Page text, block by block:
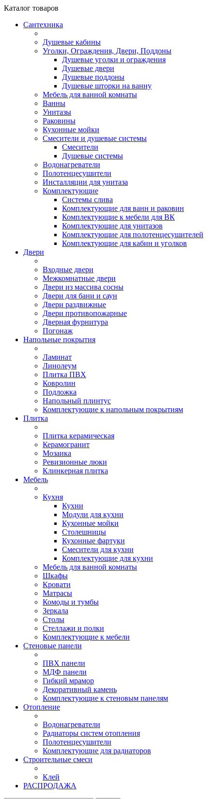
Каталог товаров
Сантехника
Душевые кабины
Уголки, Ограждения, Двери, Поддоны
Душевые уголки и ограждения
Душевые двери
Душевые поддоны
Душевые шторки на ванну
Мебель для ванной комнаты
Ванны
Унитазы
Раковины
Кухонные мойки
Смесители и душевые системы
Смесители
Душевые системы
Водонагреватели
Полотенцесушители
Инсталляции для унитаза
Комплектующие
Системы слива
Комплектующие для ванн и раковин
Комплектующие к мебели для ВК
Комплектующие для унитазов
Комплектующие для полотенцесушителей
Комплектующие для кабин и уголков
Двери
Входные двери
Межкомнатные двери
Двери из массива сосны
Двери для бани и саун
Двери раздвижные
Двери противопожарные
Дверная фурнитура
Погонаж
Напольные покрытия
Ламинат
Линолеум
Плитка ПВХ
Ковролин
Подложка
Напольный плинтус
Комплектующие к напольным покрытиям
Плитка
Плитка керамическая
Керамогранит
Мозаика
Ревизионные люки
Клинкерная плитка
Мебель
Кухня
Кухни
Модули для кухни
Кухонные мойки
Столешницы
Кухонные фартуки
Смесители для кухни
Комплектующие для кухни
Мебель для ванной комнаты
Шкафы
Кровати
Матрасы
Комоды и тумбы
Зеркала
Столы
Стеллажи и полки
Комплектующие к мебели
Стеновые панели
ПВХ панели
МДФ панели
Гибкий мрамор
Декоративный камень
Комплектующие к стеновым панелям
Отопление
Водонагреватели
Радиаторы систем отопления
Полотенцесушители
Комплектующие для радиаторов
Строительные смеси
Клей
РАСПРОДАЖА